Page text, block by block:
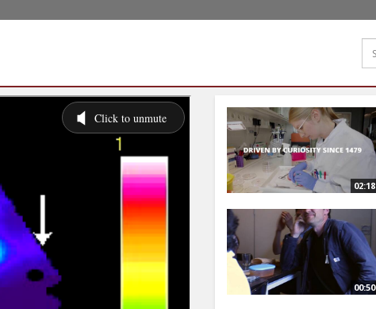
02:18
00:50